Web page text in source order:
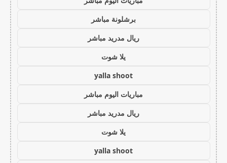
برشلونة مباشر
ريال مدريد مباشر
يلا شوت
yalla shoot
مباريات اليوم مباشر
ريال مدريد مباشر
يلا شوت
yalla shoot